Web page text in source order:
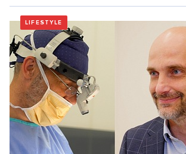
LIFESTYLE